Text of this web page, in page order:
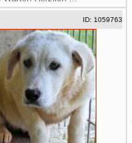
ID: 1059763